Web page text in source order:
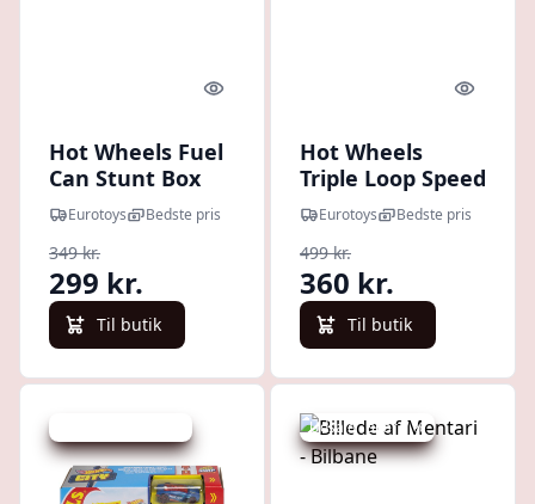
Quick look
Hot Wheels Fuel
Can Stunt Box
Eurotoys Bedste pris
349 kr.
299 kr.
Til butik
Quick
Hot Wheels
Triple Loop Speed
KitEurotoys Bedste pris
499 kr.
360 kr.
Til butik
Udsalg - spar 7 %